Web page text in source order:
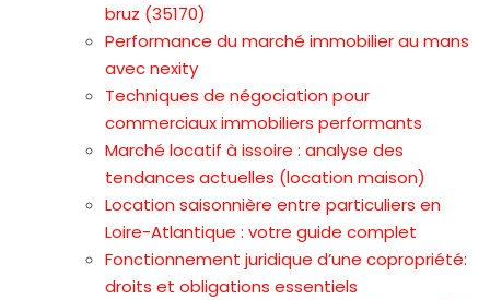
bruz (35170)
Performance du marché immobilier au mans
avec nexity
Techniques de négociation pour
commerciaux immobiliers performants
Marché locatif à issoire : analyse des
tendances actuelles (location maison)
Location saisonnière entre particuliers en
Loire-Atlantique : votre guide complet
Fonctionnement juridique d’une copropriété:
droits et obligations essentiels